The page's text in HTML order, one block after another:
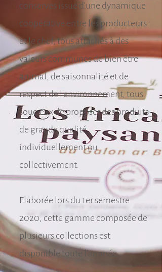
conserves issue d'une dynamique
coopérative entre les producteurs
et le chef, tous attachés à des
valeurs communes de bien être
animal, de saisonnalité et de
respect de l'environnement, tous
soucieux de proposer des produits
de grande qualité
individuellement ou
collectivement.
Elaborée lors du 1er semestre
2020, cette gamme composée de
plusieurs collections est
disponible toute l'annnée .